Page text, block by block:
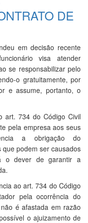
DE
em decisão recente
visa atender
se responsabilizar pelo
o gratuitamente, por
e assume, portanto, o
art. 734 do Código Civil
pela empresa aos seus
a obrigação do
podem ser causados
o dever de garantir a
ao art. 734 do Código
pela ocorrência do
é afastada em razão
o ajuizamento de